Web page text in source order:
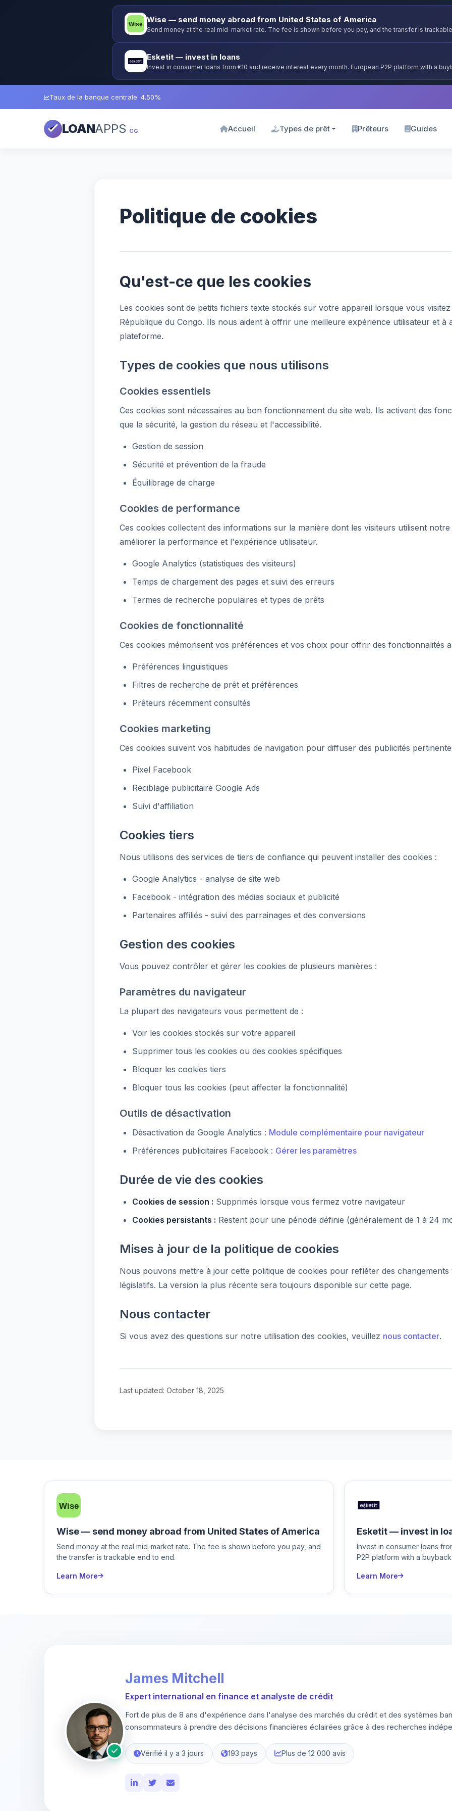
Wise — send money abroad from United States of America
Send money at the real mid-market rate. The fee is shown before you pay, and the transfer is
Esketit — invest in loans
Invest in consumer loans from €10 and receive interest every month. European P2P platform with a
Taux de la banque centrale: 4.50%
LOANAPPS CG Accueil Types de prêt Prêteurs Guides
Politique de cookies
Qu'est-ce que les cookies
Les cookies sont de petits fichiers texte stockés sur votre appareil lorsque vous
République du Congo. Ils nous aident à offrir une meilleure expérience utilisateur et à
plateforme.
Types de cookies que nous utilisons
Cookies essentiels
Ces cookies sont nécessaires au bon fonctionnement du site web. Ils activent des
que la sécurité, la gestion du réseau et l'accessibilité.
Gestion de session
Sécurité et prévention de la fraude
Équilibrage de charge
Cookies de performance
Ces cookies collectent des informations sur la manière dont les visiteurs utilisent
améliorer la performance et l'expérience utilisateur.
Google Analytics (statistiques des visiteurs)
Temps de chargement des pages et suivi des erreurs
Termes de recherche populaires et types de prêts
Cookies de fonctionnalité
Ces cookies mémorisent vos préférences et vos choix pour offrir des fonctionnalités
Préférences linguistiques
Filtres de recherche de prêt et préférences
Prêteurs récemment consultés
Cookies marketing
Ces cookies suivent vos habitudes de navigation pour diffuser des publicités
Pixel Facebook
Reciblage publicitaire Google Ads
Suivi d'affiliation
Cookies tiers
Nous utilisons des services de tiers de confiance qui peuvent installer des cookies :
Google Analytics - analyse de site web
Facebook - intégration des médias sociaux et publicité
Partenaires affiliés - suivi des parrainages et des conversions
Gestion des cookies
Vous pouvez contrôler et gérer les cookies de plusieurs manières :
Paramètres du navigateur
La plupart des navigateurs vous permettent de :
Voir les cookies stockés sur votre appareil
Supprimer tous les cookies ou des cookies spécifiques
Bloquer les cookies tiers
Bloquer tous les cookies (peut affecter la fonctionnalité)
Outils de désactivation
Désactivation de Google Analytics : Module complémentaire pour navigateur
Préférences publicitaires Facebook : Gérer les paramètres
Durée de vie des cookies
Cookies de session : Supprimés lorsque vous fermez votre navigateur
Cookies persistants : Restent pour une période définie (généralement de 1 à 24
Mises à jour de la politique de cookies
Nous pouvons mettre à jour cette politique de cookies pour refléter des changements
législatifs. La version la plus récente sera toujours disponible sur cette page.
Nous contacter
Si vous avez des questions sur notre utilisation des cookies, veuillez nous contacter.
Last updated: October 18, 2025
Wise — send money abroad from United States of America
Send money at the real mid-market rate. The fee is shown before you pay, and
the transfer is trackable end to end.
Learn More
Esketit — invest in
Invest in consumer loans
P2P platform with a
Learn More
James Mitchell
Expert international en finance et analyste de crédit
Fort de plus de 8 ans d'expérience dans l'analyse des marchés du crédit et des systèmes
consommateurs à prendre des décisions financières éclairées grâce à des recherches
Vérifié il y a 3 jours 193 pays Plus de 12 000 avis